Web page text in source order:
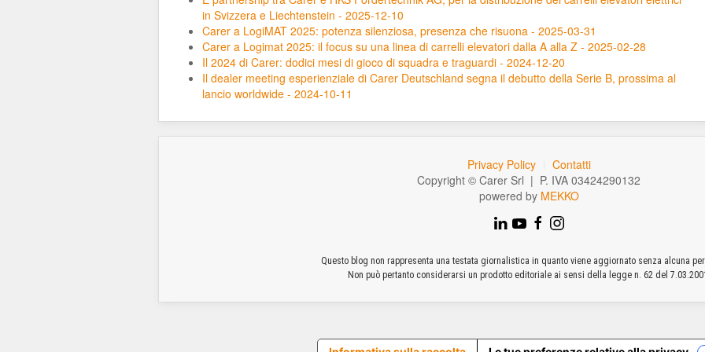
in Svizzera e Liechtenstein - 2025-12-10
Carer a LogiMAT 2025: potenza silenziosa, presenza che risuona - 2025-03-31
Carer a Logimat 2025: il focus su una linea di carrelli elevatori dalla A alla Z - 2025-02-28
Il 2024 di Carer: dodici mesi di gioco di squadra e traguardi - 2024-12-20
Il dealer meeting esperienziale di Carer Deutschland segna il debutto della Serie B, prossima al
lancio worldwide - 2024-10-11
Privacy Policy
Contatti
Copyright © Carer Srl | P. IVA 03424290132
powered by MEKKO
Questo blog non rappresenta una testata giornalistica in quanto viene aggiornato senza alcuna
Non può pertanto considerarsi un prodotto editoriale ai sensi della legge n. 62 del